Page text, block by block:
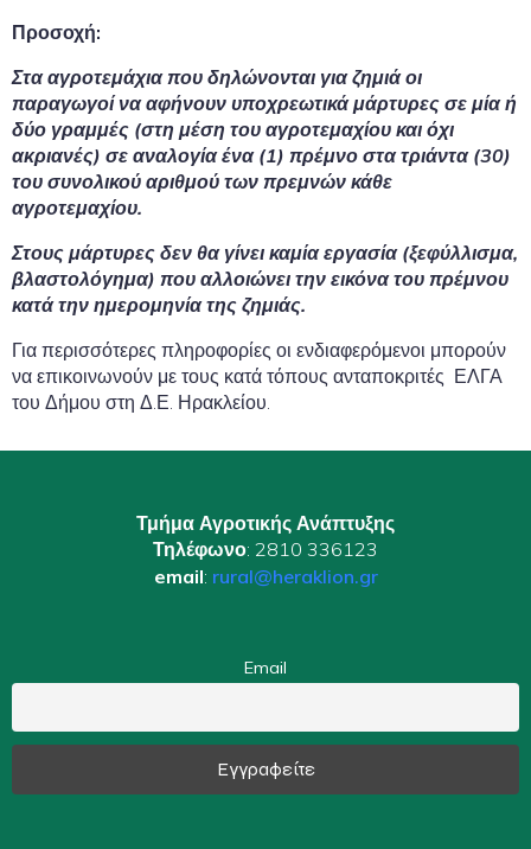
Προσοχή:
Στα αγροτεμάχια που δηλώνονται για ζημιά οι
παραγωγοί να αφήνουν υποχρεωτικά μάρτυρες σε μία ή
δύο γραμμές (στη μέση του αγροτεμαχίου και όχι
ακριανές) σε αναλογία ένα (1) πρέμνο στα τριάντα (30)
του συνολικού αριθμού των πρεμνών κάθε
αγροτεμαχίου.
Στους μάρτυρες δεν θα γίνει καμία εργασία (ξεφύλλισμα,
βλαστολόγημα) που αλλοιώνει την εικόνα του πρέμνου
κατά την ημερομηνία της ζημιάς.
Για περισσότερες πληροφορίες οι ενδιαφερόμενοι μπορούν
να επικοινωνούν με τους κατά τόπους ανταποκριτές ΕΛΓΑ
του Δήμου στη Δ.Ε. Ηρακλείου.
Τμήμα Αγροτικής Ανάπτυξης
Τηλέφωνο: 2810 336123
email: rural@heraklion.gr
Email